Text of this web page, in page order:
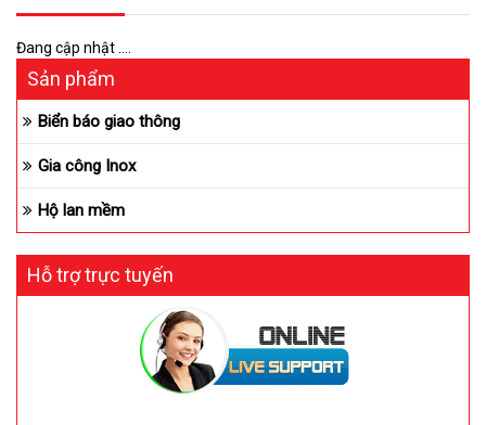
Đang cập nhật ....
Sản phẩm
Biển báo giao thông
Gia công Inox
Hộ lan mềm
Hỗ trợ trực tuyến